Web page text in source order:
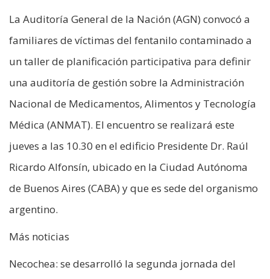
La Auditoría General de la Nación (AGN) convocó a
familiares de víctimas del fentanilo contaminado a
un taller de planificación participativa para definir
una auditoría de gestión sobre la Administración
Nacional de Medicamentos, Alimentos y Tecnología
Médica (ANMAT). El encuentro se realizará este
jueves a las 10.30 en el edificio Presidente Dr. Raúl
Ricardo Alfonsín, ubicado en la Ciudad Autónoma
de Buenos Aires (CABA) y que es sede del organismo
argentino.
Más noticias
Necochea: se desarrolló la segunda jornada del